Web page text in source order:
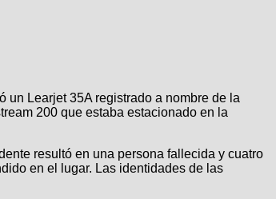
un Learjet 35A registrado a nombre de la
200 que estaba estacionado en la
resultó en una persona fallecida y cuatro
en el lugar. Las identidades de las